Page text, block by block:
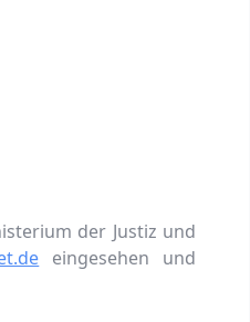
der Justiz und
eingesehen und